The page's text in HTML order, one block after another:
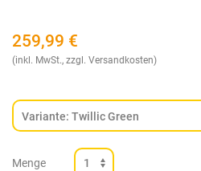
259,99 €
(inkl. MwSt., zzgl. Versandkosten)
Menge